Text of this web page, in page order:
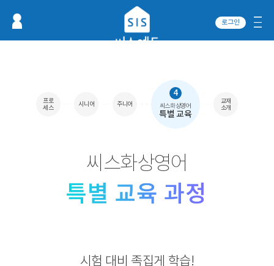
로그인
프로
세스
시니어 주니어
4
씨스화상영어
특별 교육
교재
소개
씨스화상영어
시험 대비 족집게 학습!